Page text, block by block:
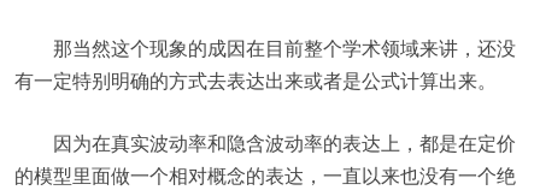
那当然这个现象的成因在目前整个学术领域来讲，还没
有一定特别明确的方式去表达出来或者是公式计算出来。
因为在真实波动率和隐含波动率的表达上，都是在定价
的模型里面做一个相对概念的表达，一直以来也没有一个绝